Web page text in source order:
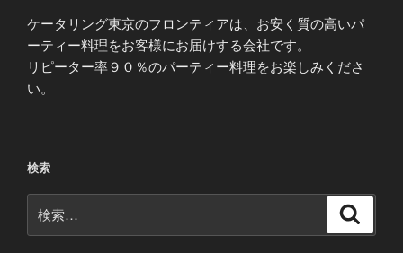
ケータリング東京のフロンティアは、お安く質の高いパ
ーティー料理をお客様にお届けする会社です。
リピーター率９０％のパーティー料理をお楽しみくださ
い。
検索
索: